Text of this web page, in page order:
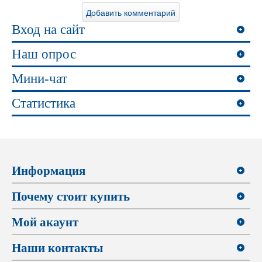
Вход на сайт
Наш опрос
Мини-чат
Статистика
Информация
Почему стоит купить
Мой акаунт
Наши контакты